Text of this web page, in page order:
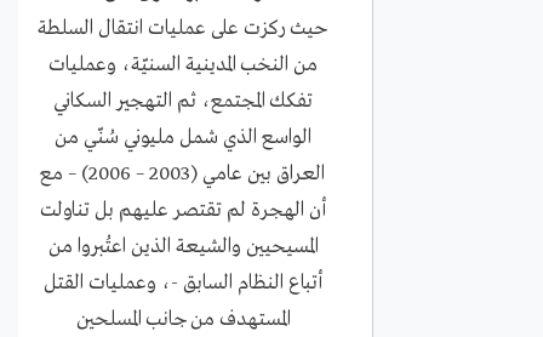
حيث ركزت على عمليات انتقال السلطة
من النخب المدينية السنيّة، وعمليات
تفكك المجتمع، ثم التهجير السكاني
الواسع الذي شمل مليوني سُنّي من
العراق بين عامي (2003 – 2006) – مع
أن الهجرة لم تقتصر عليهم بل تناولت
المسيحيين والشيعة الذين اعتُبروا من
أتباع النظام السابق -، وعمليات القتل
المستهدف من جانب المسلحين